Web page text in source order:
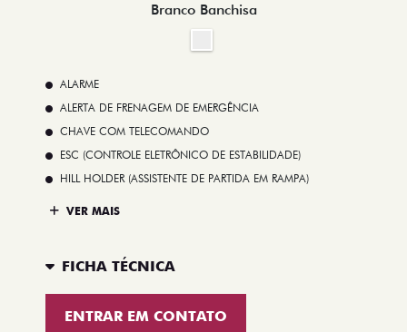
Branco Banchisa
ALARME
ALERTA DE FRENAGEM DE EMERGÊNCIA
CHAVE COM TELECOMANDO
ESC (CONTROLE ELETRÔNICO DE ESTABILIDADE)
HILL HOLDER (ASSISTENTE DE PARTIDA EM RAMPA)
VER MAIS
FICHA TÉCNICA
ENTRAR EM CONTATO